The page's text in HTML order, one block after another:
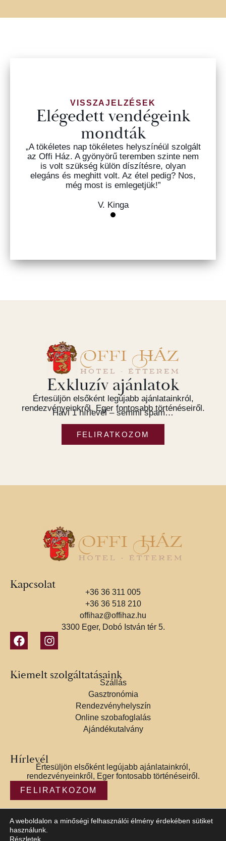
VISSZAJELZÉSEK
Elégedett vendégeink
mondták
„A tökéletes nap tökéletes helyszínéül szolgált
az Offi Ház. A gyönyörű teremben szinte nem
is volt szükség külön díszítésre, olyan
elegáns és meghitt volt. Az étel pedig? Nos,
még most is emlegetjük!”
V. Kinga
Exkluzív ajánlatok
Értesüljön elsőként legújabb ajánlatainkról,
rendezvényeinkről, Eger fontosabb történéseiről.
Havi 1 hírlevél – semmi spam…
FELIRATKOZOM
Kapcsolat
+36 36 311 005
+36 36 518 210
offihaz@offihaz.hu
3300 Eger, Dobó István tér 5.
Kiemelt szolgáltatásaink
Szállás
Gasztronómia
Rendezvényhelyszín
Online szobafoglalás
Ajándékutalvány
Hírlevél
Értesüljön elsőként legújabb ajánlatainkról,
rendezvényeinkről, Eger fontosabb történéseiről.
FELIRATKOZOM
A weboldalon a minőségi felhasználói élmény érdekében sütiket
használunk.
Részletek